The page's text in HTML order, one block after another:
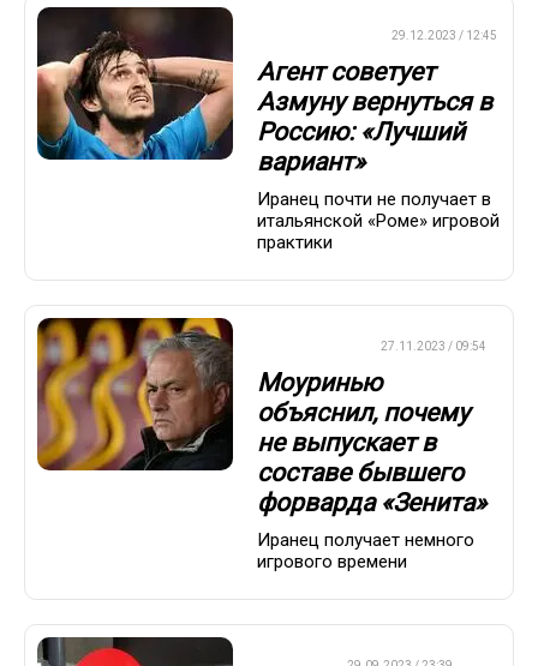
29.12.2023 / 12:45
Агент советует
Азмуну вернуться в
Россию: «Лучший
вариант»
Иранец почти не получает в
итальянской «Роме» игровой
практики
27.11.2023 / 09:54
Моуринью
объяснил, почему
не выпускает в
составе бывшего
форварда «Зенита»
Иранец получает немного
игрового времени